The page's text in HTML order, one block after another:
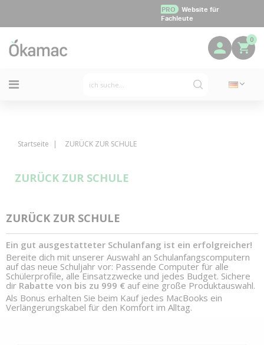
PRO
Website für
Fachleute
0
Startseite ZURÜCK ZUR SCHULE
ZURÜCK ZUR SCHULE
ZURÜCK ZUR SCHULE
Ein gut ausgestatteter Schulanfang ist ein erfolgreicher!
Bereite dich mit unserer Auswahl an Schulanfangscomputern
auf das neue Schuljahr vor: Passende Computer für alle
Schülerprofile, alle Einsatzzwecke und jedes Budget. Sichere
dir Rabatte von bis zu 999 € auf eine große Produktauswahl.
Als Bonus erhalten Sie beim Kauf jedes MacBooks ein
Verlängerungskabel für den Komfort im Alltag.